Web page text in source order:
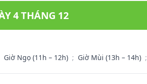
4 THÁNG 12
Giờ Ngọ (11h – 12h) ; Giờ Mùi (13h – 14h) ;